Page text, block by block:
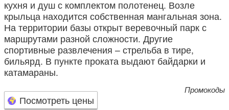
кухня и душ с комплектом полотенец. Возле
крыльца находится собственная мангальная зона.
На территории базы открыт веревочный парк с
маршрутами разной сложности. Другие
спортивные развлечения – стрельба в тире,
бильярд. В пункте проката выдают байдарки и
катамараны.
Посмотреть цены
Промокоды